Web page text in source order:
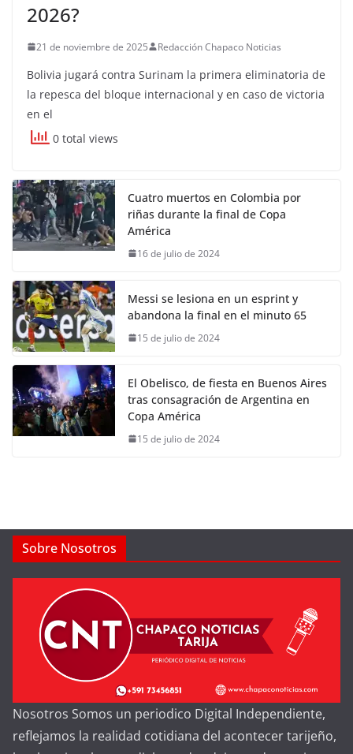
2026?
21 de noviembre de 2025 Redacción Chapaco Noticias
Bolivia jugará contra Surinam la primera eliminatoria de
la repesca del bloque internacional y en caso de victoria
en el
0 total views
Cuatro muertos en Colombia por
riñas durante la final de Copa
América
16 de julio de 2024
Messi se lesiona en un esprint y
abandona la final en el minuto 65
15 de julio de 2024
El Obelisco, de fiesta en Buenos Aires
tras consagración de Argentina en
Copa América
15 de julio de 2024
Sobre Nosotros
Nosotros Somos un periodico Digital Independiente,
reflejamos la realidad cotidiana del acontecer tarijeño,